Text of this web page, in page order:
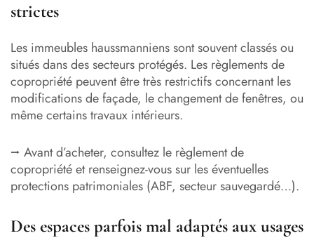
strictes
Les immeubles haussmanniens sont souvent classés ou
situés dans des secteurs protégés. Les règlements de
copropriété peuvent être très restrictifs concernant les
modifications de façade, le changement de fenêtres, ou
même certains travaux intérieurs.
⭢ Avant d’acheter, consultez le règlement de
copropriété et renseignez-vous sur les éventuelles
protections patrimoniales (ABF, secteur sauvegardé…).
Des espaces parfois mal adaptés aux usages